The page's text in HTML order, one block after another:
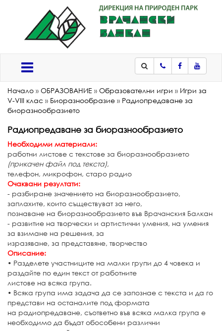
ТелефонFacebook
Начало » ОБРАЗОВАНИЕ » Образователни игри » Игри за
V-VIII клас » Биоразнообразие » Радиопредаване за
биоразнообразието
Радиопредаване за биоразнообразието
Необходими материали:
работни листове с текстове за биоразнообразието
(прикачен файл под текста),
телефон, микрофон, старо радио
Очаквани резултати:
- разбиране значението на биоразнообразието,
заплахите, които съществуват за него,
познаване на биоразнообразието във Врачанския Балкан
- развитие на творчески и артистични умения, на умения
за взимане на решения, за
изразяване, за представяне, творчество
Описание:
• Разделете участниците на малки групи до 4 човека и
раздайте по един текст от работните
листове на всяка група.
• Всяка група има задача да се запознае с текста и да го
представи на останалите под формата
на радиопредаване, съответно във всяка малка група е
необходимо да бъдат обособени различни